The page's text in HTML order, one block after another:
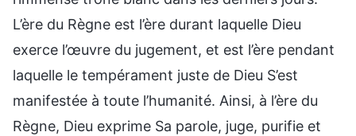
L’ère du Règne est l’ère durant laquelle Dieu
exerce l’œuvre du jugement, et est l’ère pendant
laquelle le tempérament juste de Dieu S’est
manifestée à toute l’humanité. Ainsi, à l’ère du
Règne, Dieu exprime Sa parole, juge, purifie et